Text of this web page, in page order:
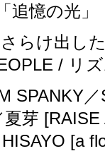
憶の光」
らけ出し
/ リ
SPANKY
芽 [RAISE
[a